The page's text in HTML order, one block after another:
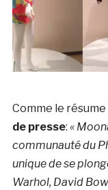
Comme le résume
de presse: «
communauté du
unique de se
Warhol, David